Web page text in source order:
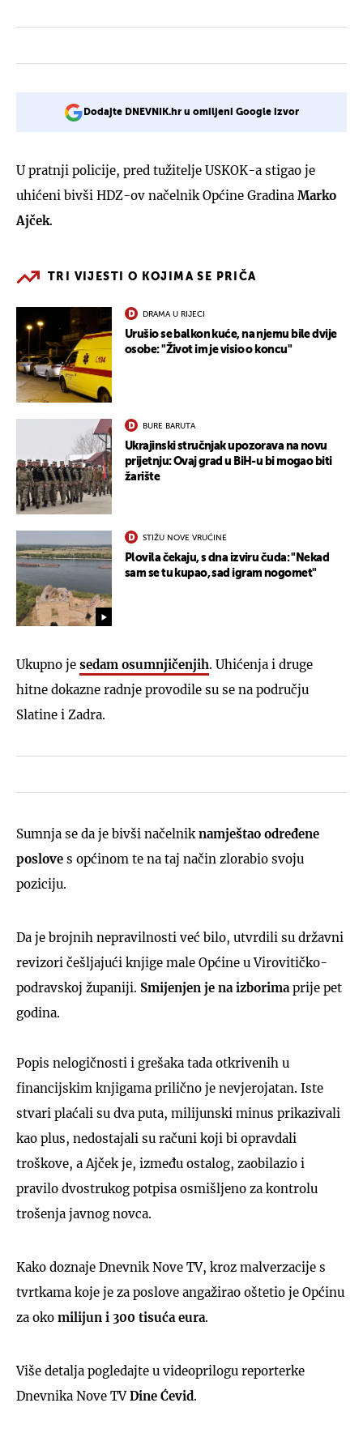
Dodajte DNEVNIK.hr u omiljeni Google izvor
U pratnji policije, pred tužitelje USKOK-a stigao je
uhićeni bivši HDZ-ov načelnik Općine Gradina Marko
Ajček.
TRI VIJESTI O KOJIMA SE PRIČA
DRAMA U RIJECI
Urušio se balkon kuće, na njemu bile dvije
osobe: "Život im je visio o koncu"
BURE BARUTA
Ukrajinski stručnjak upozorava na novu
prijetnju: Ovaj grad u BiH-u bi mogao biti
žarište
STIŽU NOVE VRUĆINE
Plovila čekaju, s dna izviru čuda: "Nekad
sam se tu kupao, sad igram nogomet"
Ukupno je sedam osumnjičenjih. Uhićenja i druge
hitne dokazne radnje provodile su se na području
Slatine i Zadra.
Sumnja se da je bivši načelnik namještao određene
poslove s općinom te na taj način zlorabio svoju
poziciju.
Da je brojnih nepravilnosti već bilo, utvrdili su državni
revizori češljajući knjige male Općine u Virovitičko-
podravskoj županiji. Smijenjen je na izborima prije pet
godina.
Popis nelogičnosti i grešaka tada otkrivenih u
financijskim knjigama prilično je nevjerojatan. Iste
stvari plaćali su dva puta, milijunski minus prikazivali
kao plus, nedostajali su računi koji bi opravdali
troškove, a Ajček je, između ostalog, zaobilazio i
pravilo dvostrukog potpisa osmišljeno za kontrolu
trošenja javnog novca.
Kako doznaje Dnevnik Nove TV, kroz malverzacije s
tvrtkama koje je za poslove angažirao oštetio je Općinu
za oko milijun i 300 tisuća eura.
Više detalja pogledajte u videoprilogu reporterke
Dnevnika Nove TVDine Ćevid.